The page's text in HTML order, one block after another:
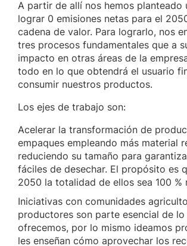
A partir de allí nos hemos planteado
lograr 0 emisiones netas para el
cadena de valor. Para lograrlo, nos
tres procesos fundamentales que a
impacto en otras áreas de la
todo en lo que obtendrá el usuario
consumir nuestros productos.
Los ejes de trabajo son:
Acelerar la transformación de
empaques empleando más material
reduciendo su tamaño para
fáciles de desechar. El propósito es
2050 la totalidad de ellos sea 100 %
Iniciativas con comunidades
productores son parte esencial de lo
ofrecemos, por lo mismo ideamos
les enseñan cómo aprovechar los